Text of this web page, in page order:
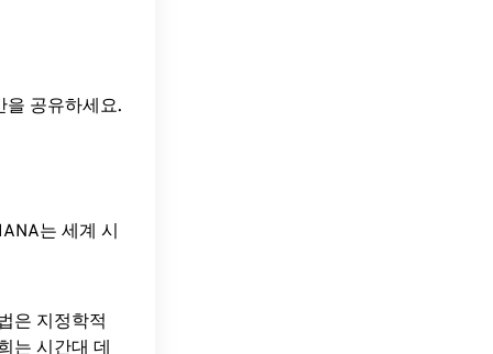
을 공유하세요.
는 세계 시
은 지정학적
는 시간대 데